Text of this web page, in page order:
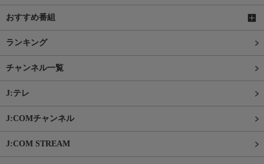
おすすめ番組
ランキング
チャンネル一覧
J:テレ
J:COMチャンネル
J:COM STREAM